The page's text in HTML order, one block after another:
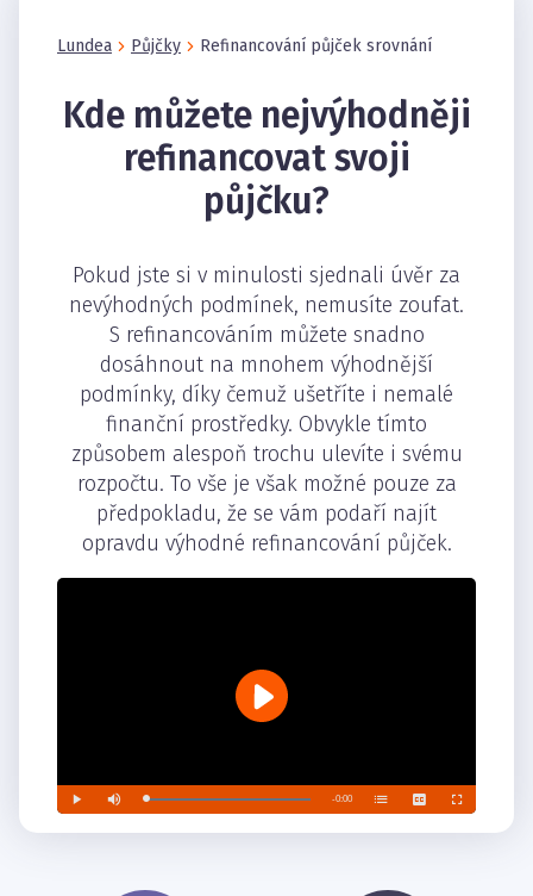
Lundea Půjčky Refinancování půjček srovnání
Kde můžete nejvýhodněji
refinancovat svoji
půjčku?
Pokud jste si v minulosti sjednali úvěr za
nevýhodných podmínek, nemusíte zoufat.
S refinancováním můžete snadno
dosáhnout na mnohem výhodnější
podmínky, díky čemuž ušetříte i nemalé
finanční prostředky. Obvykle tímto
způsobem alespoň trochu ulevíte i svému
rozpočtu. To vše je však možné pouze za
předpokladu, že se vám podaří najít
opravdu výhodné refinancování půjček.